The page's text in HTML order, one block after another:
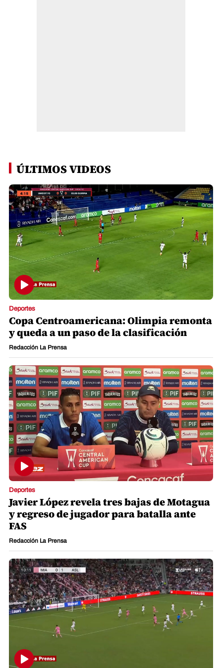
ÚLTIMOS VIDEOS
Deportes
Copa Centroamericana: Olimpia remonta
y queda a un paso de la clasificación
Redacción La Prensa
Deportes
Javier López revela tres bajas de Motagua
y regreso de jugador para batalla ante
FAS
Redacción La Prensa